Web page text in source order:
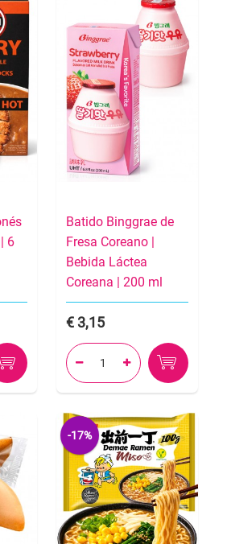
6
Batido Binggrae de
Fresa Coreano |
Bebida Láctea
Coreana | 200 ml
3,15
 
-17%